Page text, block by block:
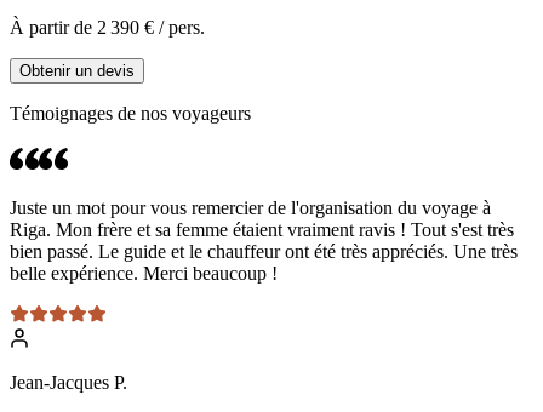
À partir de 2 390 € / pers.
Obtenir un devis
Témoignages de nos voyageurs
Juste un mot pour vous remercier de l'organisation du voyage à
Riga. Mon frère et sa femme étaient vraiment ravis ! Tout s'est très
bien passé. Le guide et le chauffeur ont été très appréciés. Une très
belle expérience. Merci beaucoup !
Jean-Jacques P.